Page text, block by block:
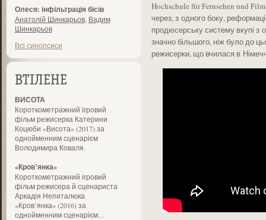
Олеся: інфільтрація бісів
Анатолій Шинкарьов, Вадим
Шинкарьов
Всі синопсиси
ВТІЛЕНЕ
ВИСОТА
Короткометражний ігровий
фільм режисерка Катерини
Коцюби «Висота» (2017) за
однойменним сценарієм
Володимира Коваля.
«Кров’янка»
Короткометражний ігровий
фільм режисера й сценариста
Аркадія Непиталюка
«Кров’янка» (2016) за
однойменним сценарієм…
Hochschule für Fernsehen und
через, з одного боку,
продюсерську систему вкупі з
значно більшого, ніж було до
режисерки, що вчилася в